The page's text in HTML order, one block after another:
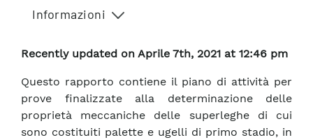
Informazioni
Recently updated on Aprile 7th, 2021 at 12:46 pm
Questo rapporto contiene il piano di attività per
prove finalizzate alla determinazione delle
proprietà meccaniche delle superleghe di cui
sono costituiti palette e ugelli di primo stadio, in